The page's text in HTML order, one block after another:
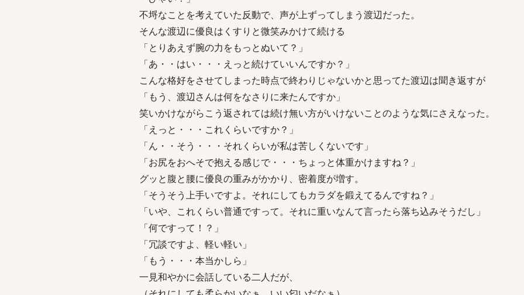
不埒なことを考えていた反動で、声が上ずってしまう渡辺だった。
そんな渡辺に優良はくすりと微笑みかけて続ける
「とりあえず腕の力をもっとぬいて？」
「あ・・はい・・・えっと続けていいんですか？」
こんな格好をさせてしまった時点で終わりじゃないかと思ってた渡辺は聞き返すが
「もう、渡辺さんは何をなさりに来たんですか」
笑いかけながらこう返されては続け無い方がいけないことのような気にさえなった。
「えっと・・・これくらいですか？」
「ん・・そう・・・それくらいが私は苦しくないです」
「お尻をおへそで抱える感じで・・・ちょっと体重かけますね？」
グッと腹と腰に優良の重みがかかり、密着度が増す。
「そうそう上手いですよ。それにしてもカラダを鍛えてるんですね？」
「いや、これくらい普通ですって。それに重いなんて言ったら落ち込みそうだし」
「何ですって！？」
「冗談ですよ、軽い軽い」
「もう・・・本当かしら」
一見和やかに会話している二人だが、